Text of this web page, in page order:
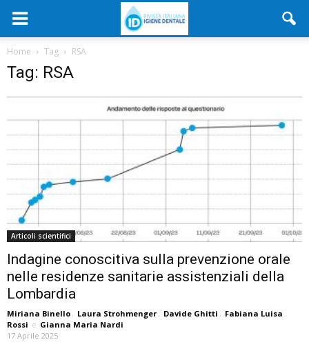
Home Tag RSA
Tag: RSA
Articoli scientifici
Indagine conoscitiva sulla prevenzione orale
nelle residenze sanitarie assistenziali della
Lombardia
Miriana Binello , Laura Strohmenger , Davide Ghitti , Fabiana Luisa
Rossi e Gianna Maria Nardi
17 Aprile 2025